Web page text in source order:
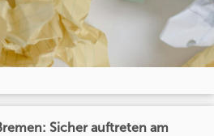
Sicher auftreten am